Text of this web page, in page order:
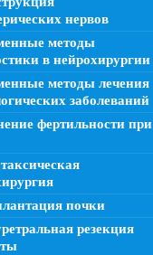
нервов
методы
в нейрохирургии
методы лечения
заболеваний
фертильности при
почки
резекция